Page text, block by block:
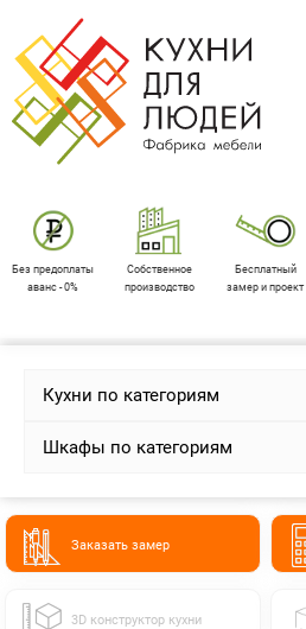
Без предоплаты
аванс - 0%
Собственное
производство
Бесплатный
замер и проект
Кухни по категориям
Шкафы по категориям
Заказать замер
3D конструктор кухни